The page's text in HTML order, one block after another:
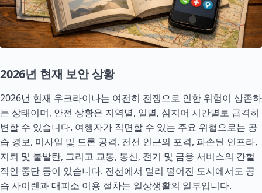
2026년 현재 보안 상황
2026년 현재 우크라이나는 여전히 전쟁으로 인한 위험이 상존하
는 상태이며, 안전 상황은 지역별, 일별, 심지어 시간별로 급격히
변할 수 있습니다. 여행자가 직면할 수 있는 주요 위협으로는 공
습 경보, 미사일 및 드론 공격, 전선 인근의 포격, 파손된 인프라,
지뢰 및 불발탄, 그리고 교통, 통신, 전기 및 금융 서비스의 간헐
적인 중단 등이 있습니다. 전선에서 멀리 떨어진 도시에서도 공
습 사이렌과 대피소 이용 절차는 일상생활의 일부입니다.